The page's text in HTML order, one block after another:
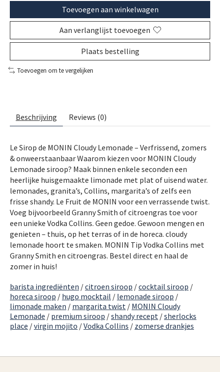
Toevoegen aan winkelwagen
Aan verlanglijst toevoegen
Plaats bestelling
Toevoegen om te vergelijken
Beschrijving Reviews (0)
Le Sirop de MONIN Cloudy Lemonade – Verfrissend, zomers
& onweerstaanbaar Waarom kiezen voor MONIN Cloudy
Lemonade siroop? Maak binnen enkele seconden een
heerlijke huisgemaakte limonade met plat of uisend water.
lemonades, granita’s, Collins, margarita’s of zelfs een
frisse shandy. Le Fruit de MONIN voor een verrassende twist.
Voeg bijvoorbeeld Granny Smith of citroengras toe voor
een unieke Vodka Collins. Geen gedoe. Gewoon mengen en
genieten – thuis, op het terras of in de horeca. cloudy
lemonade hoort te smaken. MONIN Tip Vodka Collins met
Granny Smith en citroengras. Bestel direct en haal de
zomer in huis!
barista ingrediënten /citroen siroop /cocktail siroop /
horeca siroop / hugo mocktail / lemonade siroop /
limonade maken / margarita twist / MONIN Cloudy
Lemonade / premium siroop /shandy recept /sherlocks
place /virgin mojito /Vodka Collins / zomerse drankjes